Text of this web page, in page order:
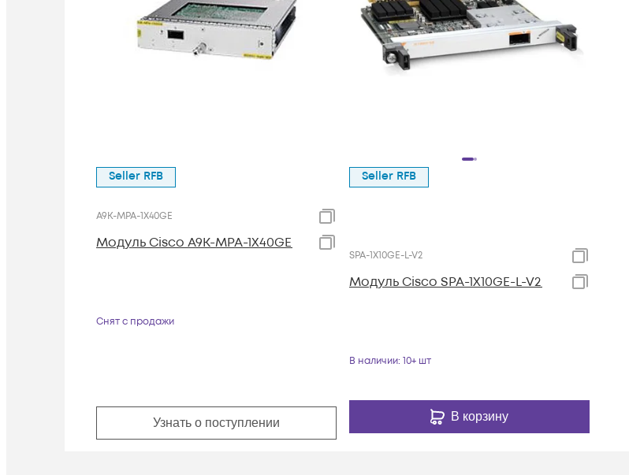
Seller RFB
A9K-MPA-1X40GE
Модуль Cisco A9K-MPA-1X40GE
Снят с продажи
Узнать о поступлении
Seller RFB
SPA-1X10GE-L-V2
Модуль Cisco SPA-1X10GE-L-V2
В наличии: 10+ шт
В корзину